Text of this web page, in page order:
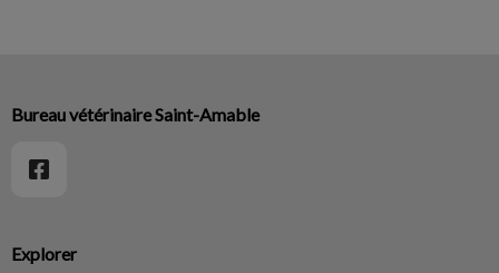
Explorer
Bureau vétérinaire Saint-Amable